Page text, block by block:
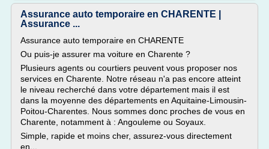
Assurance auto temporaire en CHARENTE |
Assurance ...
Assurance auto temporaire en CHARENTE
Ou puis-je assurer ma voiture en Charente ?
Plusieurs agents ou courtiers peuvent vous proposer nos
services en Charente. Notre réseau n'a pas encore atteint
le niveau recherché dans votre département mais il est
dans la moyenne des départements en Aquitaine-Limousin-
Poitou-Charentes. Nous sommes donc proches de vous en
Charente, notamment à : Angouleme ou Soyaux.
Simple, rapide et moins cher, assurez-vous directement
en...